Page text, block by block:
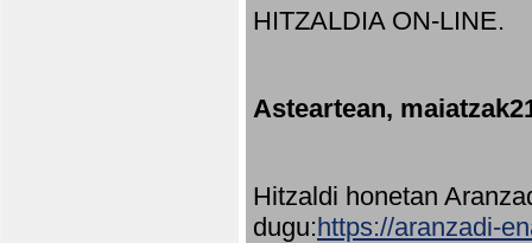
HITZALDIA ON-LINE.
Asteartean,
Hitzaldi honetan
dugu:https://aranzadi-